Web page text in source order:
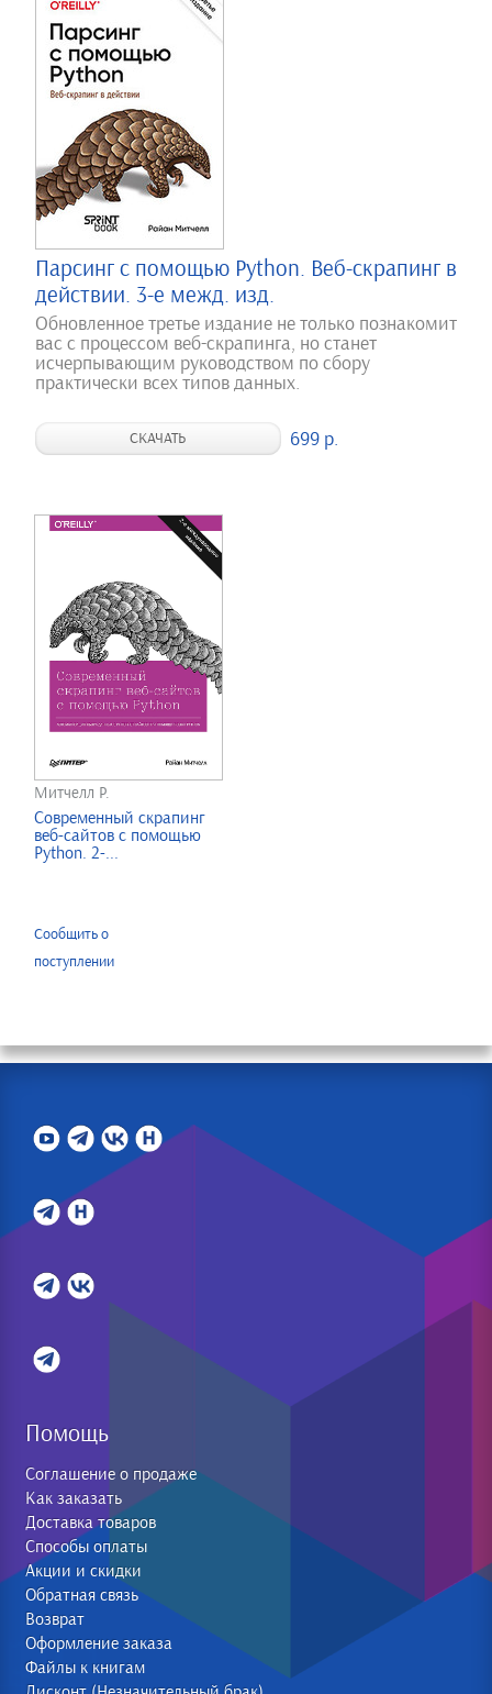
Парсинг с помощью Python. Веб-скрапинг в
действии. 3-е межд. изд.
Обновленное третье издание не только познакомит
вас с процессом веб-скрапинга, но станет
исчерпывающим руководством по сбору
практически всех типов данных.
СКАЧАТЬ 699 р.
Митчелл Р.
Современный скрапинг
веб-сайтов с помощью
Python. 2-...
Сообщить о
поступлении
Помощь
Соглашение о продаже
Как заказать
Доставка товаров
Способы оплаты
Акции и скидки
Обратная связь
Возврат
Оформление заказа
Файлы к книгам